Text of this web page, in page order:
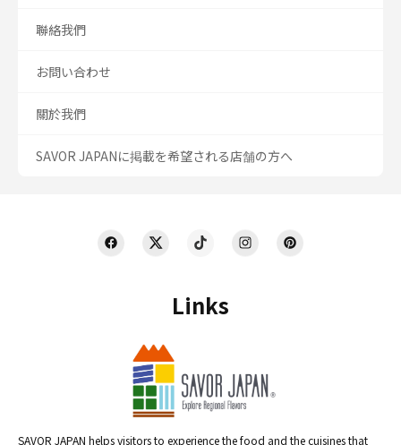
Links
SAVOR JAPAN helps visitors to experience the food and the cuisines that
聯絡我們
お問い合わせ
關於我們
SAVOR JAPANに掲載を希望される店舗の方へ